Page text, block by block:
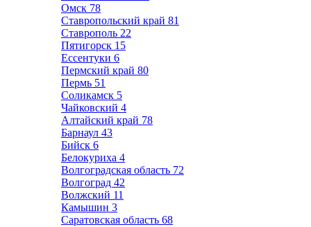
Омск 78
Ставропольский край 81
Ставрополь 22
Пятигорск 15
Ессентуки 6
Пермский край 80
Пермь 51
Соликамск 5
Чайковский 4
Алтайский край 78
Барнаул 43
Бийск 6
Белокуриха 4
Волгоградская область 72
Волгоград 42
Волжский 11
Камышин 3
Саратовская область 68